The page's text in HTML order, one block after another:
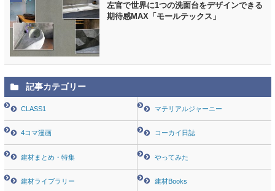
左官で世界に1つの洗面台をデザインできる
期待感MAX「モールテックス」
記事カテゴリー
CLASS1 マテリアルジャーニー
4コマ漫画 コーカイ日誌
建材まとめ・特集 やってみた
建材ライブラリー 建材Books